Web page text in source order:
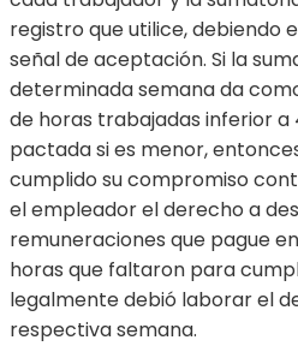
registro que utilice, debiendo
señal de aceptación. Si la
determinada semana da
de horas trabajadas inferior a
pactada si es menor,
cumplido su compromiso
el empleador el derecho a
remuneraciones que pague
horas que faltaron para
legalmente debió laborar el
respectiva semana.